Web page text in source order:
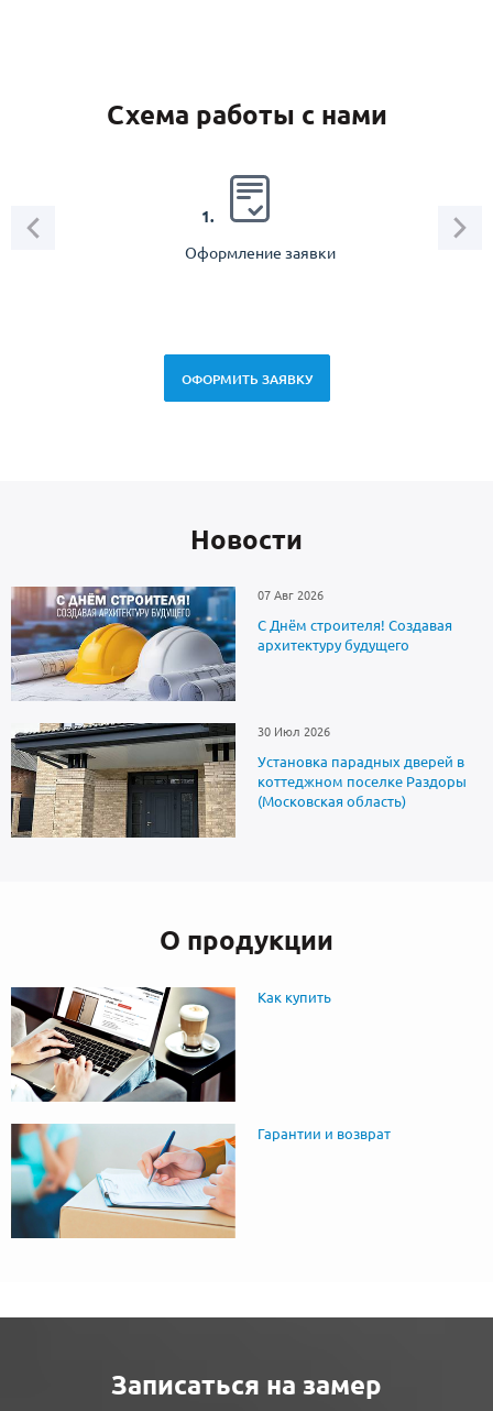
Схема работы с нами
1.
Оформление заявки
ОФОРМИТЬ ЗАЯВКУ
Новоcти
07 Авг 2026
С Днём строителя! Создавая
архитектуру будущего
30 Июл 2026
Установка парадных дверей в
коттеджном поселке Раздоры
(Московская область)
О продукции
Как купить
Гарантии и возврат
Записаться на замер